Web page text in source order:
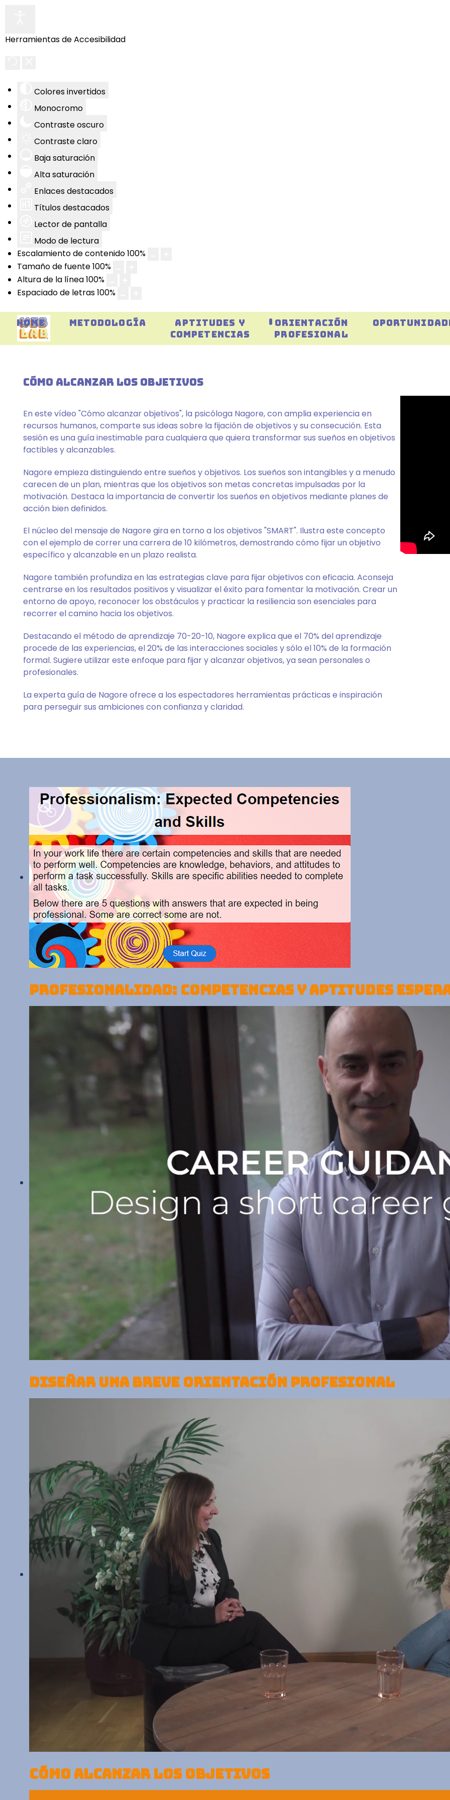
Herramientas de Accesibilidad
Colores invertidos
Monocromo
Contraste oscuro
Contraste claro
Baja saturación
Alta saturación
Enlaces destacados
Títulos destacados
Lector de pantalla
Modo de lectura
Escalamiento de contenido100%
Tamaño de fuente100%
Altura de la línea100%
Espaciado de letras100%
HOME METODOLOGÍA
APTITUDES Y
COMPETENCIAS
ORIENTACIÓN
PROFESIONAL
CÓMO ALCANZAR LOS OBJETIVOS
En este vídeo "Cómo alcanzar objetivos", la psicóloga Nagore, con amplia experiencia en
recursos humanos, comparte sus ideas sobre la fijación de objetivos y su consecución. Esta
sesión es una guía inestimable para cualquiera que quiera transformar sus sueños en objetivos
factibles y alcanzables.
Nagore empieza distinguiendo entre sueños y objetivos. Los sueños son intangibles y a menudo
carecen de un plan, mientras que los objetivos son metas concretas impulsadas por la
motivación. Destaca la importancia de convertir los sueños en objetivos mediante planes de
acción bien definidos.
El núcleo del mensaje de Nagore gira en torno a los objetivos "SMART". Ilustra este concepto
con el ejemplo de correr una carrera de 10 kilómetros, demostrando cómo fijar un objetivo
específico y alcanzable en un plazo realista.
Nagore también profundiza en las estrategias clave para fijar objetivos con eficacia. Aconseja
centrarse en los resultados positivos y visualizar el éxito para fomentar la motivación. Crear un
entorno de apoyo, reconocer los obstáculos y practicar la resiliencia son esenciales para
recorrer el camino hacia los objetivos.
Destacando el método de aprendizaje 70-20-10, Nagore explica que el 70% del aprendizaje
procede de las experiencias, el 20% de las interacciones sociales y sólo el 10% de la formación
formal. Sugiere utilizar este enfoque para fijar y alcanzar objetivos, ya sean personales o
profesionales.
La experta guía de Nagore ofrece a los espectadores herramientas prácticas e inspiración
para perseguir sus ambiciones con confianza y claridad.
PROFESIONALIDAD: COMPETENCIAS Y APTITUDES
DISEÑAR UNA BREVE ORIENTACIÓN PROFESIONAL
CÓMO ALCANZAR LOS OBJETIVOS